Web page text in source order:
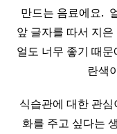
만드는 음료에요.
앞 글자를 따서 지
얼도 너무 좋기 때
란색
식습관에 대한 관
화를 주고 싶다는